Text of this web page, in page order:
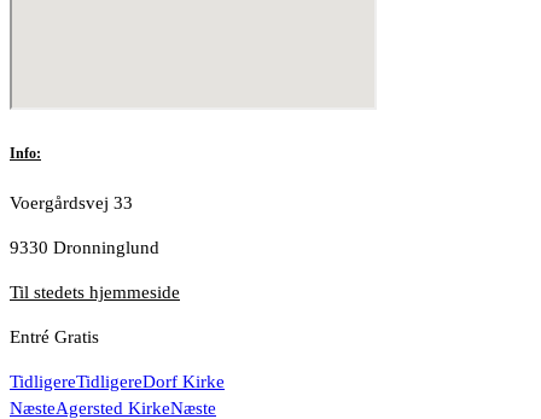
Info:
Voergårdsvej 33
9330 Dronninglund
Til stedets hjemmeside
Entré Gratis
TidligereTidligereDorf Kirke
NæsteAgersted KirkeNæste